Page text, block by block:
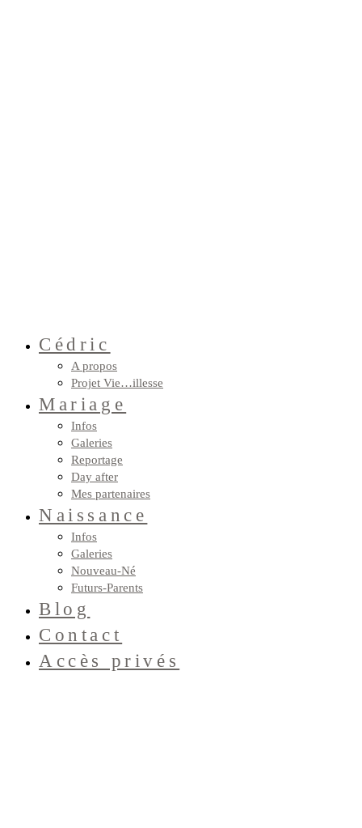
Cédric
A propos
Projet Vie…illesse
Mariage
Infos
Galeries
Reportage
Day after
Mes partenaires
Naissance
Infos
Galeries
Nouveau-Né
Futurs-Parents
Blog
Contact
Accès privés